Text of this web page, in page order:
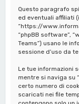
Questo paragrafo
ed eventuali affiliati
“https://
“phpBB software”,
Teams”) usano le
sessione d’uso da
Le tue informazioni
mentre si naviga su
certo numero di
scaricati nei file